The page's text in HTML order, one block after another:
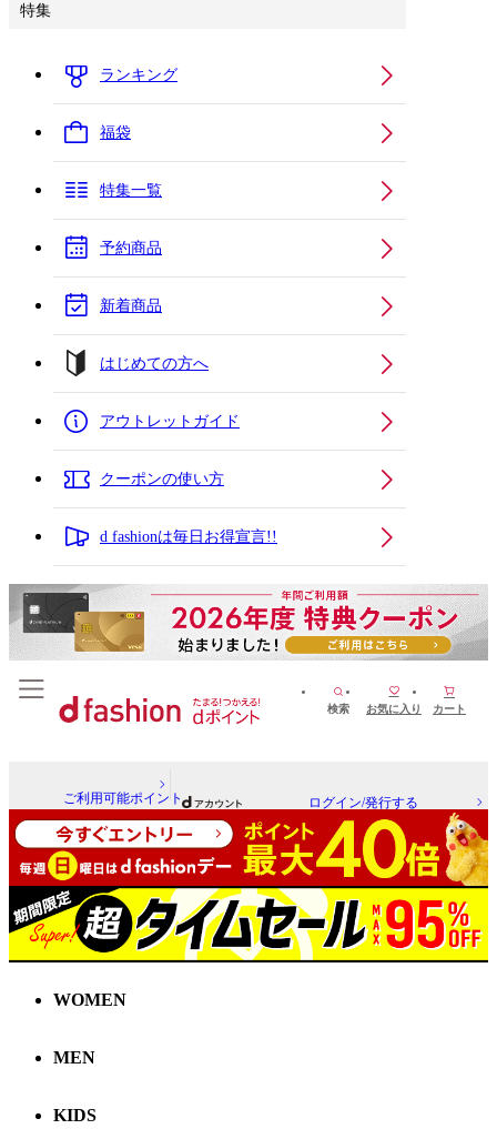
特集
ランキング
福袋
特集一覧
予約商品
新着商品
はじめての方へ
アウトレットガイド
クーポンの使い方
d fashionは毎日お得宣言!!
検索 お気に入り カート
ご利用可能ポイント ログイン/発行する
WOMEN
MEN
KIDS